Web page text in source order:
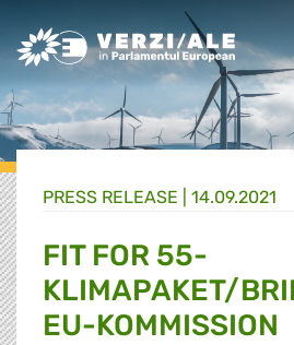
Greens/EFA Home
PRESS RELEASE | 14.09.2021
FIT FOR 55-
KLIMAPAKET/
EU-KOMMISSION